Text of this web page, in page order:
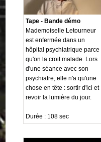
Tape - Bande démo
Mademoiselle Letourneur
est enfermée dans un
hôpital psychiatrique parce
qu'on la croit malade. Lors
d'une séance avec son
psychiatre, elle n'a qu'une
chose en tête : sortir d'ici et
revoir la lumière du jour.
Durée : 108 sec